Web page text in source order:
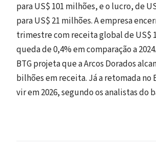
para US$ 101 milhões, e o lucro, de
para US$ 21 milhões. A empresa
trimestre com receita global de US$
queda de 0,4% em comparação a
BTG projeta que a Arcos Dorados
bilhões em receita. Já a retomada no
vir em 2026, segundo os analistas do